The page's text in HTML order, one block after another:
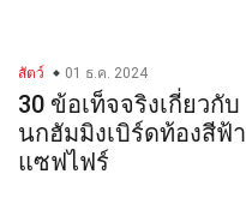
สัตว์ 01 ธ.ค. 2024
30 ข้อเท็จจริงเกี่ยวกับ
นกฮัมมิงเบิร์ดท้องสีฟ้า
แซฟไฟร์